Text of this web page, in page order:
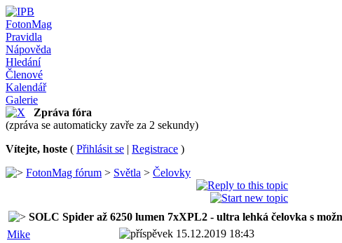
FotonMag
Pravidla
Nápověda
Hledání
Členové
Kalendář
Galerie
Zpráva fóra
(zpráva se automaticky zavře za 2 sekundy)
Vítejte, hoste ( Přihlásit se | Registrace )
FotonMag fórum > Světla > Čelovky
SOLC Spider až 6250 lumen 7xXPL2 - ultra lehká čelovka s
Mike
15.12.2019 18:43